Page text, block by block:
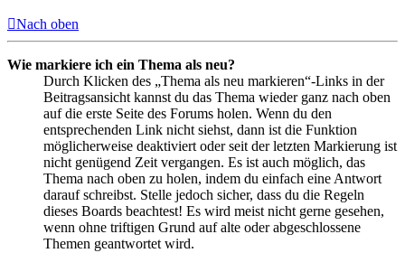
Nach oben
Wie markiere ich ein Thema als neu?
Durch Klicken des „Thema als neu markieren“-Links in der
Beitragsansicht kannst du das Thema wieder ganz nach oben
auf die erste Seite des Forums holen. Wenn du den
entsprechenden Link nicht siehst, dann ist die Funktion
möglicherweise deaktiviert oder seit der letzten Markierung ist
nicht genügend Zeit vergangen. Es ist auch möglich, das
Thema nach oben zu holen, indem du einfach eine Antwort
darauf schreibst. Stelle jedoch sicher, dass du die Regeln
dieses Boards beachtest! Es wird meist nicht gerne gesehen,
wenn ohne triftigen Grund auf alte oder abgeschlossene
Themen geantwortet wird.